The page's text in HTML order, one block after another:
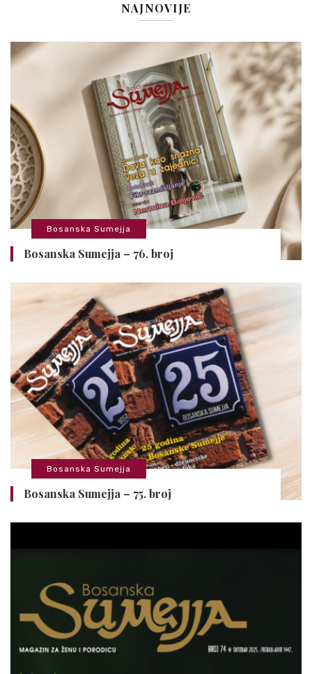
NAJNOVIJE
Bosanska Sumejja
Bosanska Sumejja – 76. broj
Bosanska Sumejja
Bosanska Sumejja – 75. broj